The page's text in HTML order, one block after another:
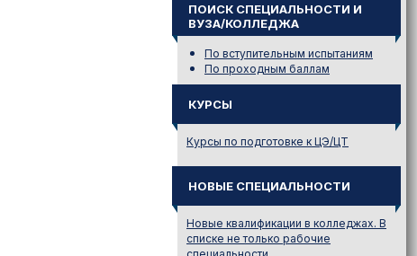
ПОИСК СПЕЦИАЛЬНОСТИ И
ВУЗА/КОЛЛЕДЖА
По вступительным испытаниям
По проходным баллам
КУРСЫ
Курсы по подготовке к ЦЭ/ЦТ
НОВЫЕ СПЕЦИАЛЬНОСТИ
Новые квалификации в колледжах. В
списке не только рабочие